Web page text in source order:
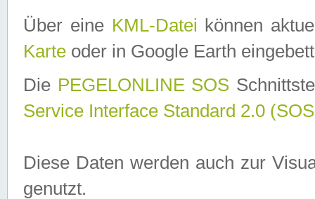
Über eine KML-Datei können
Karte oder in Google Earth
Die PEGELONLINE SOS
Service Interface Standard 2.0
Diese Daten werden auch zur
genutzt.